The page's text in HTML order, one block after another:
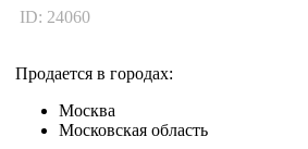
ID: 24060
Продается в городах:
Москва
Московская область